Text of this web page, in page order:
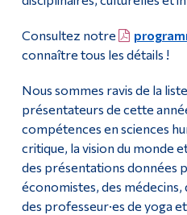
Consultez notre
connaître tous les détails !
Nous sommes ravis de la
présentateurs de cette
compétences en sciences
critique, la vision du monde
des présentations données
économistes, des
des professeur·es de yoga